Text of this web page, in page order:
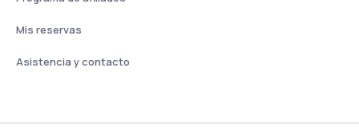
Mis reservas
Asistencia y contacto